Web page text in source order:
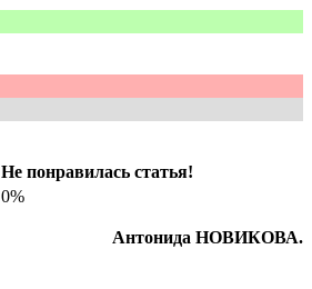
Не понравилась статья!
0%
Антонида НОВИКОВА.